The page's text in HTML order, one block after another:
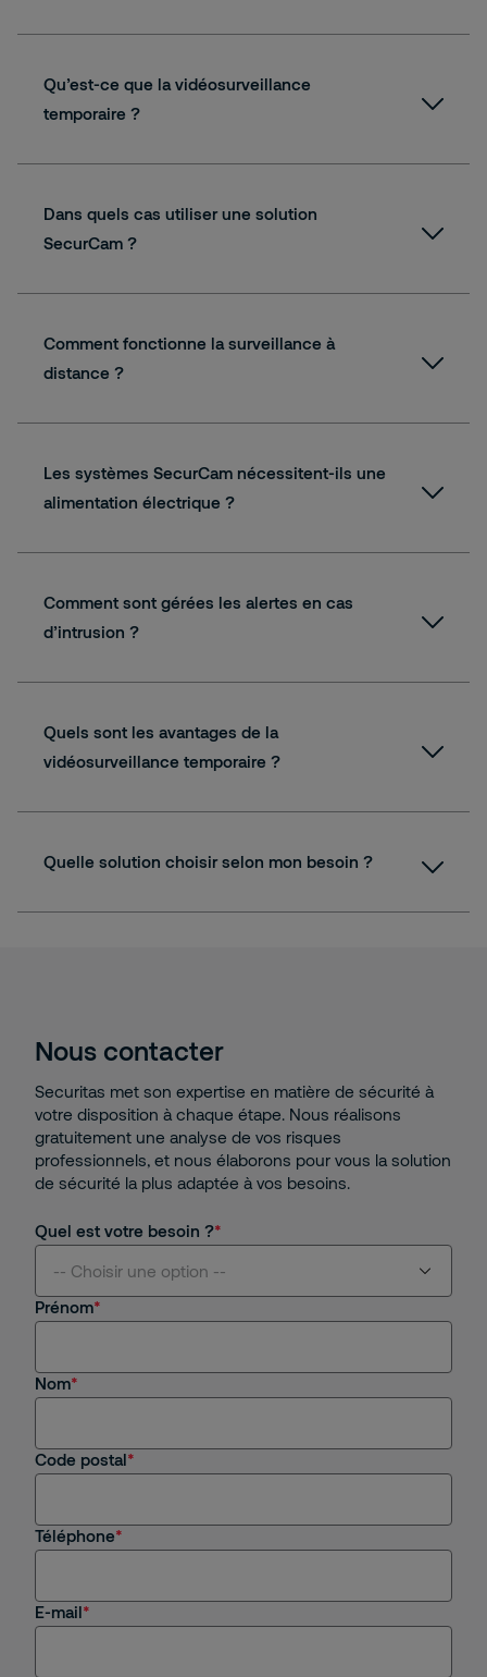
Qu’est-ce que la vidéosurveillance
temporaire ?
Dans quels cas utiliser une solution
SecurCam ?
Comment fonctionne la surveillance à
distance ?
Les systèmes SecurCam nécessitent-ils une
alimentation électrique ?
Comment sont gérées les alertes en cas
d’intrusion ?
Quels sont les avantages de la
vidéosurveillance temporaire ?
Quelle solution choisir selon mon besoin ?
Nous contacter
Securitas met son expertise en matière de sécurité à
votre disposition à chaque étape. Nous réalisons
gratuitement une analyse de vos risques
professionnels, et nous élaborons pour vous la solution
de sécurité la plus adaptée à vos besoins.
Quel est votre besoin ?
-- Choisir une option --
Je suis client(e) de Securitas
Prénom
Nom
Code postal
Téléphone
E-mail